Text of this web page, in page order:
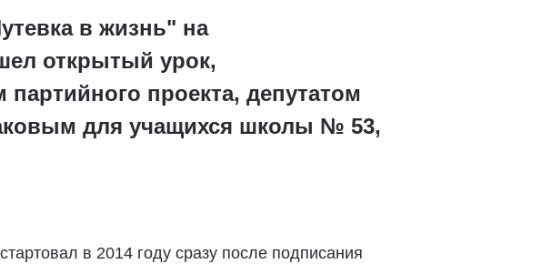
в жизнь" на
открытый урок,
проекта, депутатом
для учащихся школы № 53,
в 2014 году сразу после подписания